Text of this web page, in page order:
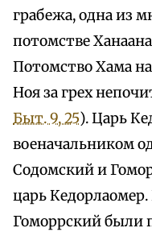
грабежа, одна из
потомстве
Потомство Хама
Ноя за грех
Быт. 9, 25). Царь
военачальником
Содомский и
царь
Гоморрский были